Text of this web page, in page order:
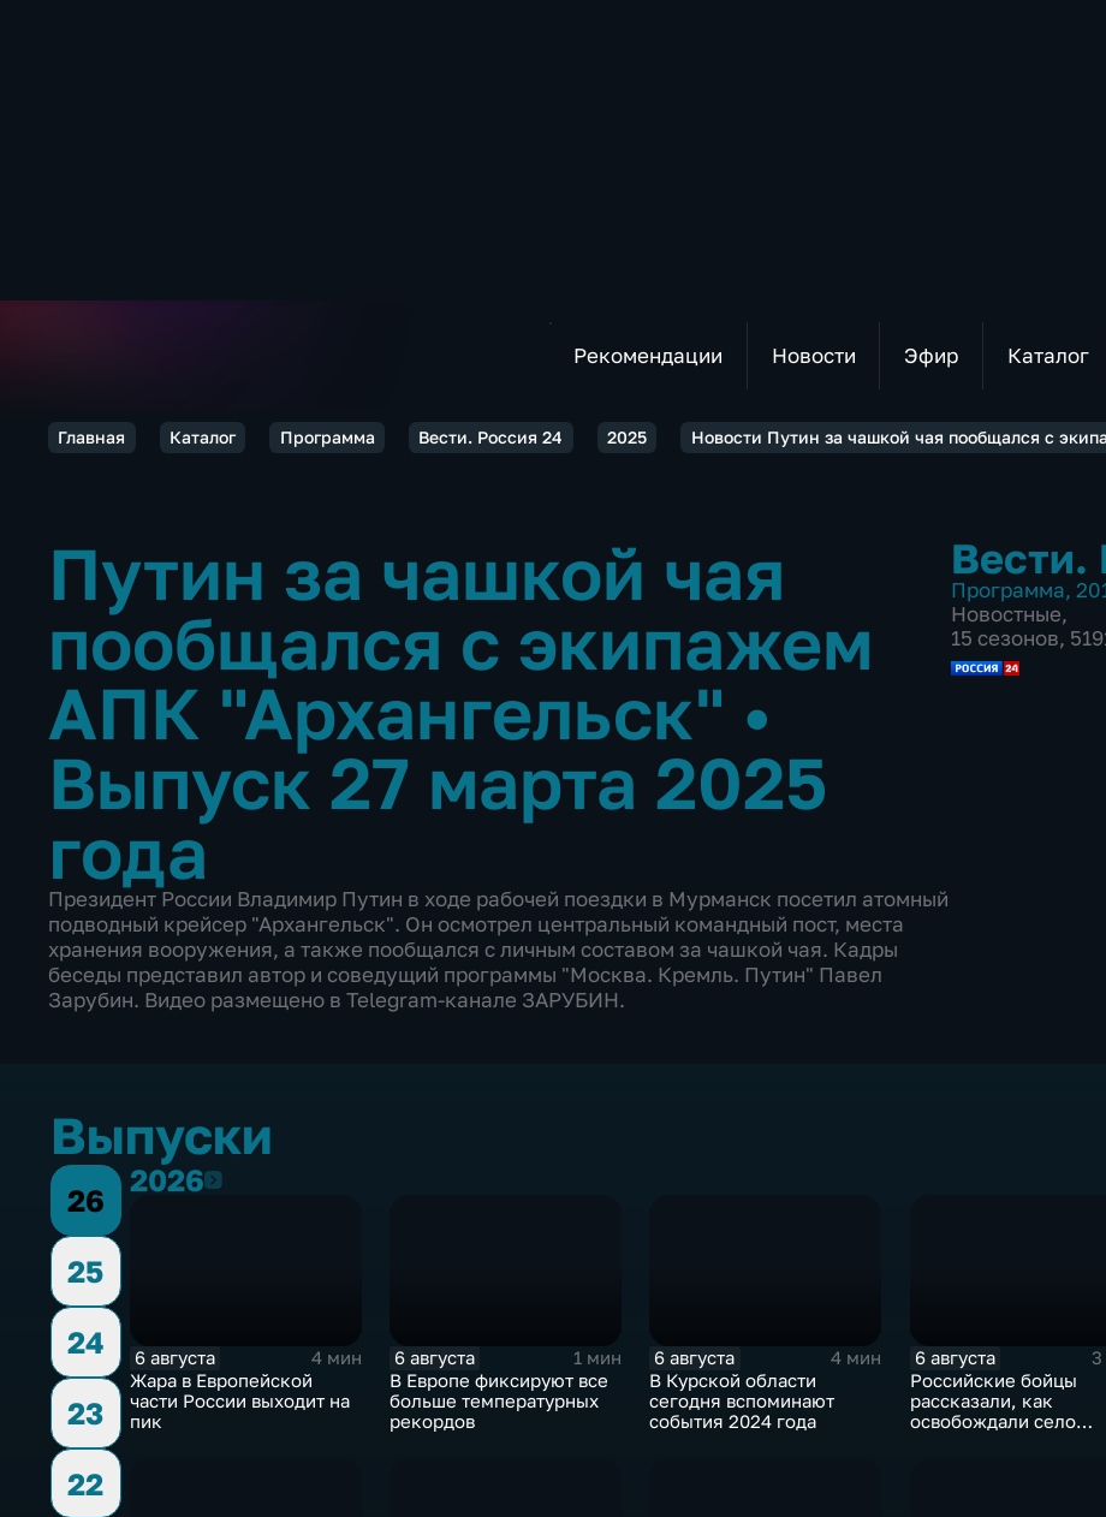
Рекомендации Новости Эфир Каталог
Главная Каталог Программа Вести. Россия 24 2025 Новости Путин за чашкой чая пообщался с
Путин за чашкой чая
пообщался с экипажем
АПК "Архангельск" •
Выпуск 27 марта 2025
года
Президент России Владимир Путин в ходе рабочей поездки в Мурманск посетил атомный
подводный крейсер "Архангельск". Он осмотрел центральный командный пост, места
хранения вооружения, а также пообщался с личным составом за чашкой чая. Кадры
беседы представил автор и соведущий программы "Москва. Кремль. Путин" Павел
Зарубин. Видео размещено в Telegram-канале ЗАРУБИН.
Вести.
Программа,
Новостные,
15 сезонов,
Выпуски
26
25
24
23
22
20262026
6 августа
4 мин
Жара в Европейской
части России выходит на
пик
6 августа
1 мин
В Европе фиксируют все
больше температурных
рекордов
6 августа
4 мин
В Курской области
сегодня вспоминают
события 2024 года
6 августа
Российские бойцы
рассказали, как
освобождали село